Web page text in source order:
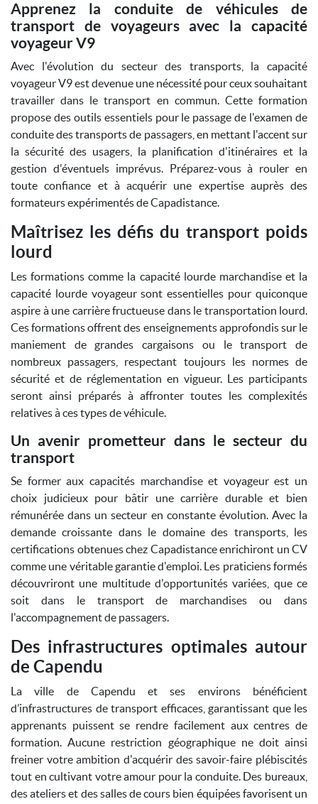
Apprenez la conduite de véhicules de
transport de voyageurs avec la capacité
voyageur V9
Avec l'évolution du secteur des transports, la capacité
voyageur V9 est devenue une nécessité pour ceux souhaitant
travailler dans le transport en commun. Cette formation
propose des outils essentiels pour le passage de l'examen de
conduite des transports de passagers, en mettant l'accent sur
la sécurité des usagers, la planification d'itinéraires et la
gestion d'éventuels imprévus. Préparez-vous à rouler en
toute confiance et à acquérir une expertise auprès des
formateurs expérimentés de Capadistance.
Maîtrisez les défis du transport poids
lourd
Les formations comme la capacité lourde marchandise et la
capacité lourde voyageur sont essentielles pour quiconque
aspire à une carrière fructueuse dans le transportation lourd.
Ces formations offrent des enseignements approfondis sur le
maniement de grandes cargaisons ou le transport de
nombreux passagers, respectant toujours les normes de
sécurité et de réglementation en vigueur. Les participants
seront ainsi préparés à affronter toutes les complexités
relatives à ces types de véhicule.
Un avenir prometteur dans le secteur du
transport
Se former aux capacités marchandise et voyageur est un
choix judicieux pour bâtir une carrière durable et bien
rémunérée dans un secteur en constante évolution. Avec la
demande croissante dans le domaine des transports, les
certifications obtenues chez Capadistance enrichiront un CV
comme une véritable garantie d'emploi. Les praticiens formés
découvriront une multitude d'opportunités variées, que ce
soit dans le transport de marchandises ou dans
l'accompagnement de passagers.
Des infrastructures optimales autour
de Capendu
La ville de Capendu et ses environs bénéficient
d’infrastructures de transport efficaces, garantissant que les
apprenants puissent se rendre facilement aux centres de
formation. Aucune restriction géographique ne doit ainsi
freiner votre ambition d'acquérir des savoir-faire plébiscités
tout en cultivant votre amour pour la conduite. Des bureaux,
des ateliers et des salles de cours bien équipées favorisent un